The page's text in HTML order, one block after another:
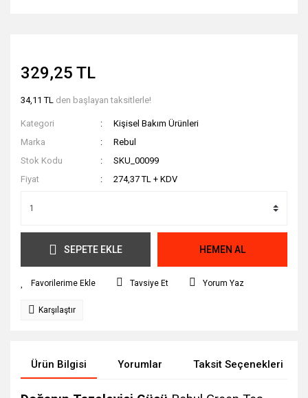
329,25 TL
34,11 TL den başlayan taksitlerle!
Kategori
Kişisel Bakım Ürünleri
Marka
Rebul
Stok Kodu
SKU_00099
Fiyat
274,37 TL + KDV
SEPETE EKLE HEMEN AL
Tavsiye Et Yorum Yaz
Karşılaştır
Ürün Bilgisi Yorumlar Taksit Seçenekleri